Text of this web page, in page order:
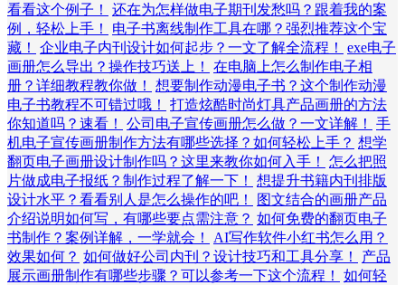
看看这个例子！
还在为怎样做电子期刊发愁吗？跟着我的案
例，轻松上手！
电子书离线制作工具在哪？强烈推荐这个宝
藏！
企业电子内刊设计如何起步？一文了解全流程！
exe电子
画册怎么导出？操作技巧送上！
在电脑上怎么制作电子相
册？详细教程教你做！
想要制作动漫电子书？这个制作动漫
电子书教程不可错过哦！
打造炫酷时尚灯具产品画册的方法
你知道吗？速看！
公司电子宣传画册怎么做？一文详解！
手
机电子宣传画册制作方法有哪些选择？如何轻松上手？ 想学
翻页电子画册设计制作吗？这里来教你如何入手！
怎么把照
片做成电子报纸？制作过程了解一下！
想提升书籍内刊排版
设计水平？看看别人是怎么操作的吧！
图文结合的画册产品
介绍说明如何写，有哪些要点需注意？ 如何免费的翻页电子
书制作？案例详解，一学就会！
AI写作软件小红书怎么用？
效果如何？ 如何做好公司内刊？设计技巧和工具分享！
产品
展示画册制作有哪些步骤？可以参考一下这个流程！
如何轻